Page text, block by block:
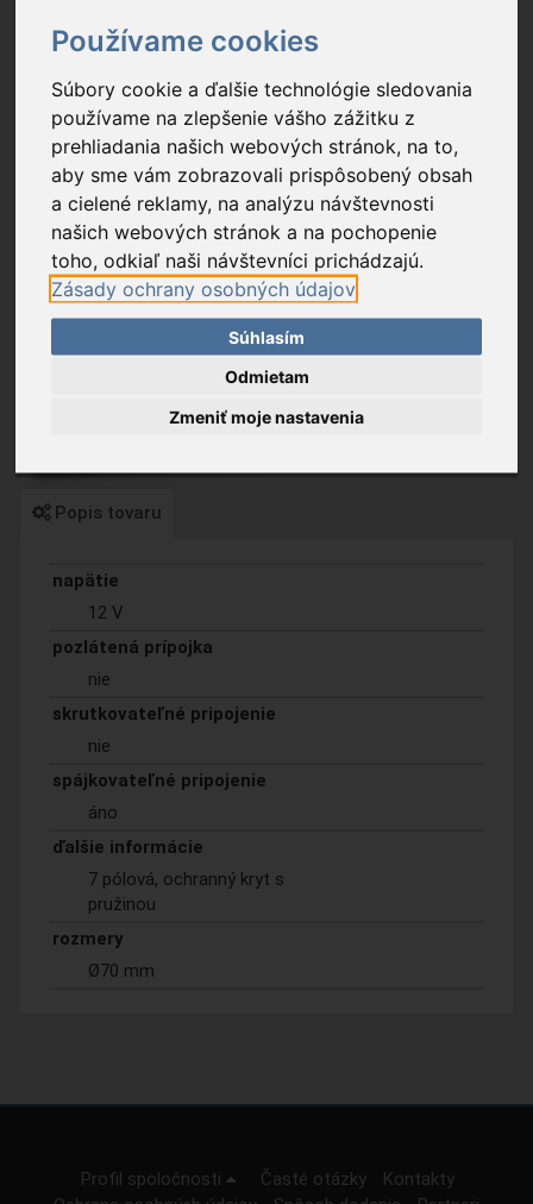
Používame cookies
Súbory cookie a ďalšie technológie sledovania
používame na zlepšenie vášho zážitku z
prehliadania našich webových stránok, na to,
aby sme vám zobrazovali prispôsobený obsah
a cielené reklamy, na analýzu návštevnosti
našich webových stránok a na pochopenie
toho, odkiaľ naši návštevníci prichádzajú.
Zásady ochrany osobných údajov
Súhlasím
Odmietam
Zmeniť moje nastavenia
Popis tovaru
napätie
12 V
pozlátená prípojka
nie
skrutkovateľné pripojenie
nie
spájkovateľné pripojenie
áno
ďalšie informácie
7 pólová, ochranný kryt s
pružinou
rozmery
Ø70 mm
Profil spoločnosti Časté otázky
Kontakty